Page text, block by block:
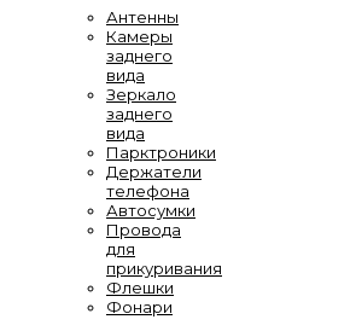
Антенны
Камеры
заднего
вида
Зеркало
заднего
вида
Парктроники
Держатели
телефона
Автосумки
Провода
для
прикуривания
Флешки
Фонари